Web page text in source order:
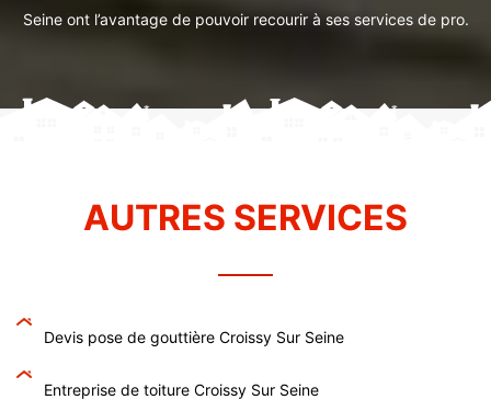
Seine ont l’avantage de pouvoir recourir à ses services de pro.
AUTRES SERVICES
Devis pose de gouttière Croissy Sur Seine
Entreprise de toiture Croissy Sur Seine